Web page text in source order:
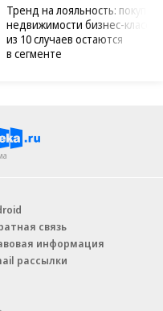
Тренд на лояльность:
недвижимости бизнес-класса
из 10 случаев остаются
в сегменте
связь
информация
рассылки